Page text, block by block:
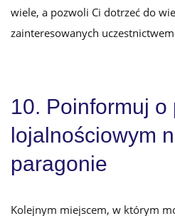
wiele, a pozwoli Ci dotrzeć do
zainteresowanych
10. Poinformuj o
lojalnościowym
paragonie
Kolejnym miejscem, w którym